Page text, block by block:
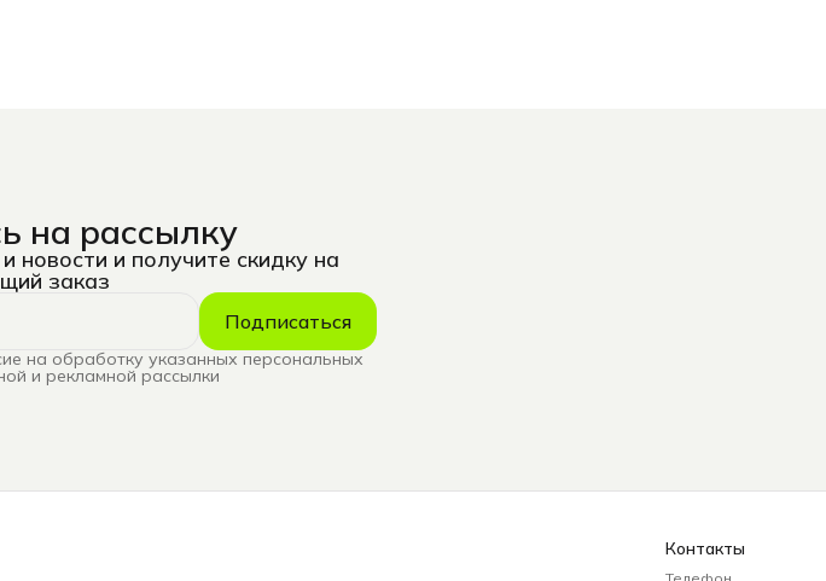
на рассылку
новости и получите скидку на
заказ
Подписаться
на обработку указанных персональных
и рекламной рассылки
Контакты